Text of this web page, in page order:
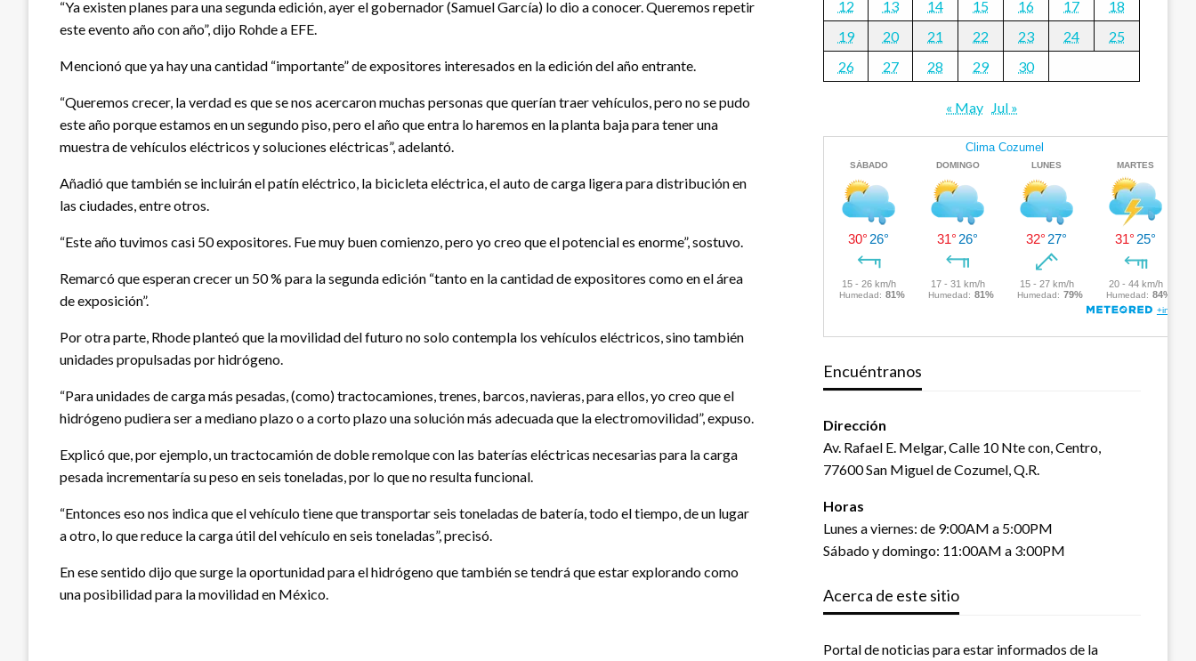
“Ya existen planes para una segunda edición, ayer el gobernador (Samuel García) lo dio a conocer. Queremos repetir
este evento año con año”, dijo Rohde a EFE.
Mencionó que ya hay una cantidad “importante” de expositores interesados en la edición del año entrante.
“Queremos crecer, la verdad es que se nos acercaron muchas personas que querían traer vehículos, pero no se pudo
este año porque estamos en un segundo piso, pero el año que entra lo haremos en la planta baja para tener una
muestra de vehículos eléctricos y soluciones eléctricas”, adelantó.
Añadió que también se incluirán el patín eléctrico, la bicicleta eléctrica, el auto de carga ligera para distribución en
las ciudades, entre otros.
“Este año tuvimos casi 50 expositores. Fue muy buen comienzo, pero yo creo que el potencial es enorme”, sostuvo.
Remarcó que esperan crecer un 50 % para la segunda edición “tanto en la cantidad de expositores como en el área
de exposición”.
Por otra parte, Rhode planteó que la movilidad del futuro no solo contempla los vehículos eléctricos, sino también
unidades propulsadas por hidrógeno.
“Para unidades de carga más pesadas, (como) tractocamiones, trenes, barcos, navieras, para ellos, yo creo que el
hidrógeno pudiera ser a mediano plazo o a corto plazo una solución más adecuada que la electromovilidad”, expuso.
Explicó que, por ejemplo, un tractocamión de doble remolque con las baterías eléctricas necesarias para la carga
pesada incrementaría su peso en seis toneladas, por lo que no resulta funcional.
“Entonces eso nos indica que el vehículo tiene que transportar seis toneladas de batería, todo el tiempo, de un lugar
a otro, lo que reduce la carga útil del vehículo en seis toneladas”, precisó.
En ese sentido dijo que surge la oportunidad para el hidrógeno que también se tendrá que estar explorando como
una posibilidad para la movilidad en México.
12
13 14 15 16 17
18
19
20 21 22 23 24
25
26
27 28 29 30
« May Jul »
Encuéntranos
Dirección
Av. Rafael E. Melgar, Calle 10 Nte con, Centro,
77600 San Miguel de Cozumel, Q.R.
Horas
Lunes a viernes: de 9:00AM a 5:00PM
Sábado y domingo: 11:00AM a 3:00PM
Acerca de este sitio
Portal de noticias para estar informados de la